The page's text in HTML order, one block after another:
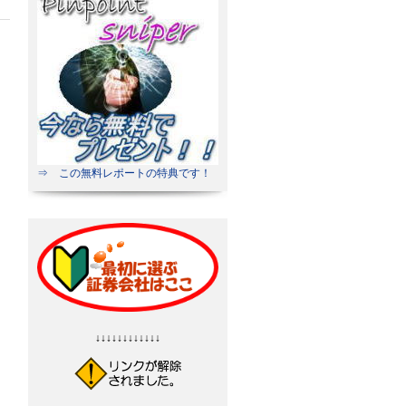
⇒ この無料レポートの特典です！
↓↓↓↓↓↓↓↓↓↓↓↓